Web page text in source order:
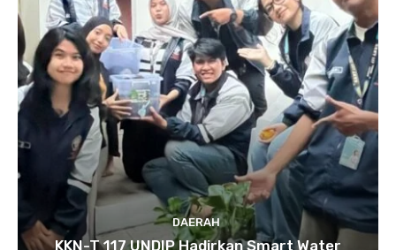
DAERAH
KKN-T 117 UNDIP Hadirkan Smart Water